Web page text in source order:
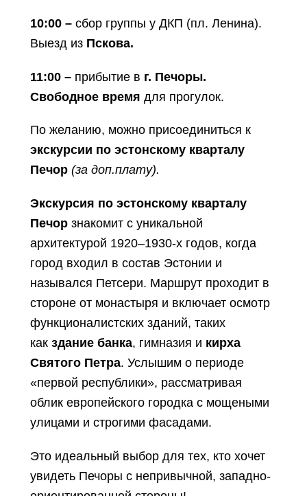
10:00 – сбор группы у ДКП (пл. Ленина).
Выезд из Пскова.
11:00 – прибытие в г. Печоры.
Свободное время для прогулок.
По желанию, можно присоединиться к
экскурсии по эстонскому кварталу
Печор (за доп.плату).
Экскурсия по эстонскому кварталу
Печор знакомит с уникальной
архитектурой 1920–1930-х годов, когда
город входил в состав Эстонии и
назывался Петсери. Маршрут проходит в
стороне от монастыря и включает осмотр
функционалистских зданий, таких
как здание банка, гимназия и кирха
Святого Петра. Услышим о периоде
«первой республики», рассматривая
облик европейского городка с мощеными
улицами и строгими фасадами.
Это идеальный выбор для тех, кто хочет
увидеть Печоры с непривычной, западно-